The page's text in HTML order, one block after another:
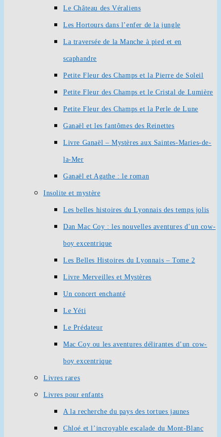
Le Château des Véraliens
Les Hortours dans l’enfer de la jungle
La traversée de la Manche à pied et en
scaphandre
Petite Fleur des Champs et la Pierre de Soleil
Petite Fleur des Champs et le Cristal de Lumière
Petite Fleur des Champs et la Perle de Lune
Ganaël et les fantômes des Reinettes
Livre Ganaël – Mystères aux Saintes-Maries-de-
la-Mer
Ganaël et Agathe : le roman
Insolite et mystère
Les belles histoires du Lyonnais des temps jolis
Dan Mac Coy : les nouvelles aventures d’un cow-
boy excentrique
Les Belles Histoires du Lyonnais – Tome 2
Livre Merveilles et Mystères
Un concert enchanté
Le Yéti
Le Prédateur
Mac Coy ou les aventures délirantes d’un cow-
boy excentrique
Livres rares
Livres pour enfants
A la recherche du pays des tortues jaunes
Chloé et l’incroyable escalade du Mont-Blanc